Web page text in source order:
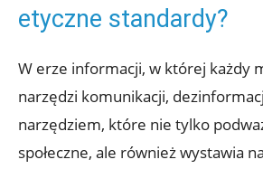
etyczne standardy?
W erze informacji, w której każdy
narzędzi komunikacji,
narzędziem, które nie tylko
społeczne, ale również wystawia